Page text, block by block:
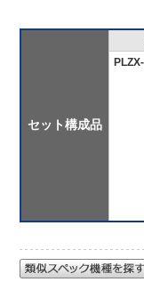
セット構成品